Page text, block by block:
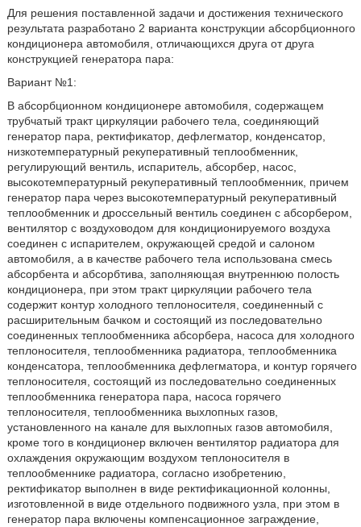
Для решения поставленной задачи и достижения технического
результата разработано 2 варианта конструкции абсорбционного
кондиционера автомобиля, отличающихся друга от друга
конструкцией генератора пара:
Вариант №1:
В абсорбционном кондиционере автомобиля, содержащем
трубчатый тракт циркуляции рабочего тела, соединяющий
генератор пара, ректификатор, дефлегматор, конденсатор,
низкотемпературный рекуперативный теплообменник,
регулирующий вентиль, испаритель, абсорбер, насос,
высокотемпературный рекуперативный теплообменник, причем
генератор пара через высокотемпературный рекуперативный
теплообменник и дроссельный вентиль соединен с абсорбером,
вентилятор с воздуховодом для кондиционируемого воздуха
соединен с испарителем, окружающей средой и салоном
автомобиля, а в качестве рабочего тела использована смесь
абсорбента и абсорбтива, заполняющая внутреннюю полость
кондиционера, при этом тракт циркуляции рабочего тела
содержит контур холодного теплоносителя, соединенный с
расширительным бачком и состоящий из последовательно
соединенных теплообменника абсорбера, насоса для холодного
теплоносителя, теплообменника радиатора, теплообменника
конденсатора, теплообменника дефлегматора, и контур горячего
теплоносителя, состоящий из последовательно соединенных
теплообменника генератора пара, насоса горячего
теплоносителя, теплообменника выхлопных газов,
установленного на канале для выхлопных газов автомобиля,
кроме того в кондиционер включен вентилятор радиатора для
охлаждения окружающим воздухом теплоносителя в
теплообменнике радиатора, согласно изобретению,
ректификатор выполнен в виде ректификационной колонны,
изготовленной в виде отдельного подвижного узла, при этом в
генератор пара включены компенсационное заграждение,